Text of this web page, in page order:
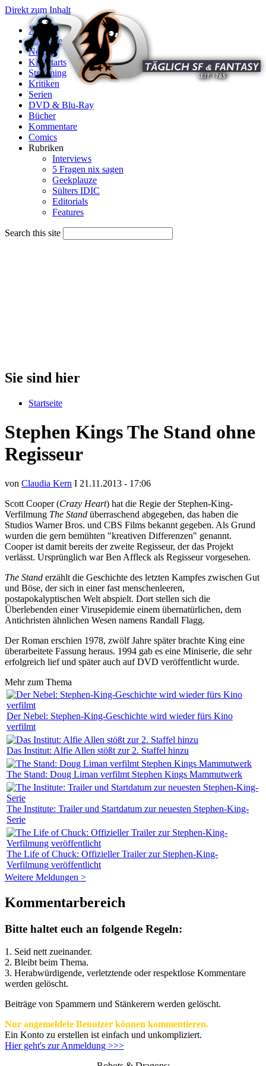
Direkt zum Inhalt
X
Startseite
News
Kinostarts
Streaming
Kritiken
Serien
DVD & Blu-Ray
Bücher
Kommentare
Comics
Rubriken
Interviews
5 Fragen nix sagen
Geekplauze
Sülters IDIC
Editorials
Features
Search this site
Sie sind hier
Startseite
Stephen Kings The Stand ohne
Regisseur
von Claudia Kern I 21.11.2013 - 17:06
Scott Cooper (Crazy Heart) hat die Regie der Stephen-King-
Verfilmung The Stand überraschend abgegeben, das haben die
Studios Warner Bros. und CBS Films bekannt gegeben. Als Grund
wurden die gern bemühten "kreativen Differenzen" genannt.
Cooper ist damit bereits der zweite Regisseur, der das Projekt
verlässt. Ursprünglich war Ben Affleck als Regisseur vorgesehen.
The Stand erzählt die Geschichte des letzten Kampfes zwischen Gut
und Böse, der sich in einer fast menschenleeren,
postapokalyptischen Welt abspielt. Dort stellen sich die
Überlebenden einer Virusepidemie einem übernatürlichen, dem
Antichristen ähnlichen Wesen namens Randall Flagg.
Der Roman erschien 1978, zwölf Jahre später brachte King eine
überarbeitete Fassung heraus. 1994 gab es eine Miniserie, die sehr
erfolgreich lief und später auch auf DVD veröffentlicht wurde.
Mehr zum Thema
Der Nebel: Stephen-King-Geschichte wird wieder fürs Kino
verfilmt
Das Institut: Alfie Allen stößt zur 2. Staffel hinzu
The Stand: Doug Liman verfilmt Stephen Kings Mammutwerk
The Institute: Trailer und Startdatum zur neuesten Stephen-King-
Serie
The Life of Chuck: Offizieller Trailer zur Stephen-King-
Verfilmung veröffentlicht
Weitere Meldungen >
Kommentarbereich
Bitte haltet euch an folgende Regeln:
1. Seid nett zueinander.
2. Bleibt beim Thema.
3. Herabwürdigende, verletztende oder respektlose Kommentare
werden gelöscht.
Beiträge von Spammern und Stänkerern werden gelöscht.
Nur angemeldete Benutzer können kommentieren.
Ein Konto zu erstellen ist einfach und unkompliziert.
Hier geht's zur Anmeldung >>>